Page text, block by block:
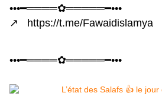
•••━════✿═════━•••
↗️ https://t.me/Fawaidislamya
•••━════✿═════━•••